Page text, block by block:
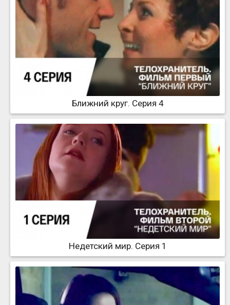
Ближний круг. Серия 4
Недетский мир. Серия 1